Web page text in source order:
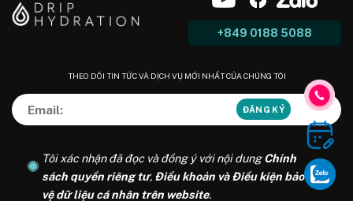
+849 0188 5088
THEO DÕI TIN TỨC VÀ DỊCH VỤ MỚI NHẤT CỦA CHÚNG TÔI
Tôi xác nhận đã đọc và đồng ý với nội dungChính
sách quyền riêng tư, Điều khoản và Điều kiện bảo
vệ dữ liệu cá nhân trên website.